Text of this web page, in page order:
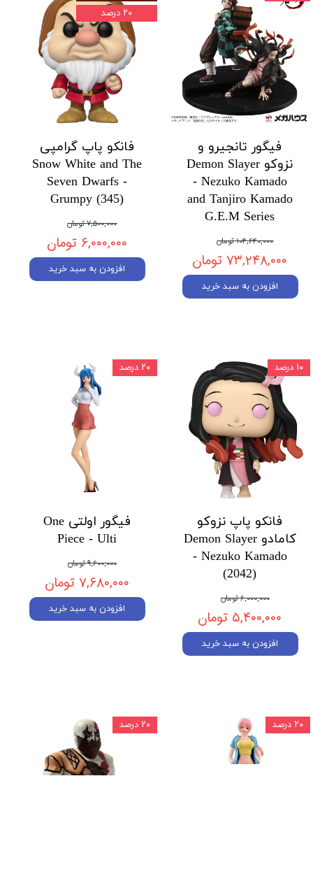
فیگور تانجیرو و
نزوکو Demon Slayer
- Nezuko Kamado
and Tanjiro Kamado
G.E.M Series
۱۰۴,۶۴۰,۰۰۰ تومان
۷۳,۲۴۸,۰۰۰ تومان
افزودن به سبد خرید
فانکو پاپ گرامپی
Snow White and The
Seven Dwarfs -
Grumpy (345)
۷,۵۰۰,۰۰۰ تومان
۶,۰۰۰,۰۰۰ تومان
افزودن به سبد خرید
۲۰ درصد
فانکو پاپ نزوکو
کامادو Demon Slayer
- Nezuko Kamado
(2042)
۶,۰۰۰,۰۰۰ تومان
۵,۴۰۰,۰۰۰ تومان
افزودن به سبد خرید
۱۰ درصد
فیگور اولتی One
Piece - Ulti
۹,۶۰۰,۰۰۰ تومان
۷,۶۸۰,۰۰۰ تومان
افزودن به سبد خرید
۲۰ درصد
۲۰ درصد ۲۰ درصد